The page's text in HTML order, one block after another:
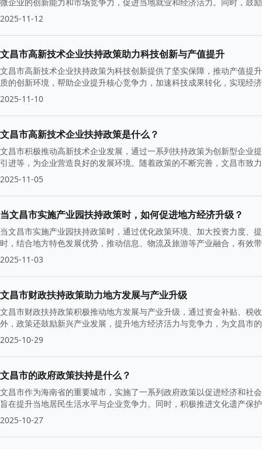
经济结构，推动区域协调发展。
2025-11-12
文昌市高新技术企业扶持政策助力科技创新与产值提升
文昌市高新技术企业扶持政策为科技创新提供了坚实保障，推动产值提
质的创新环境，帮助企业提升核心竞争力，加速科技成果转化，实现经
2025-11-10
文昌市高新技术企业扶持政策是什么？
文昌市积极推动高新技术企业发展，通过一系列扶持政策为创新型企业
引进等，为企业营造良好的发展环境。随着政策的不断完善，文昌市致
2025-11-05
当文昌市实施产业园扶持政策时，如何促进地方经济升级？
当文昌市实施产业园扶持政策时，通过优化政策环境、加大投资力度、
时，结合地方特色发展优势，推动信息、物流及旅游等产业融合，有效
2025-11-03
文昌市财政扶持政策助力地方发展与产业升级
文昌市财政扶持政策积极推动地方发展与产业升级，通过资金补贴、税
外，政策还鼓励新兴产业发展，提升地方经济活力与竞争力，为文昌市
2025-10-29
文昌市的政府政策扶持是什么？
文昌市作为海南省的重要城市，实施了一系列政府政策以促进经济和社
旨在提升当地居民生活水平与企业竞争力。同时，积极推进文化遗产保
2025-10-27